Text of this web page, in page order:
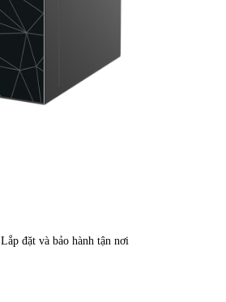
Lắp đặt và bảo hành tận nơi